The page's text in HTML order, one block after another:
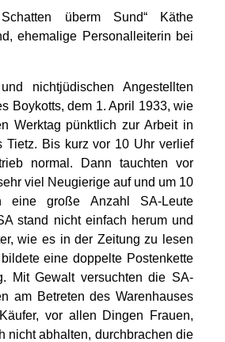
überm Sund“ Käthe
ehemalige Personalleiterin bei
nichtjüdischen Angestellten
Boykotts, dem 1. April 1933, wie
Werktag pünktlich zur Arbeit in
Tietz. Bis kurz vor 10 Uhr verlief
normal. Dann tauchten vor
viel Neugierige auf und um 10
eine große Anzahl SA-Leute
stand nicht einfach herum und
wie es in der Zeitung zu lesen
eine doppelte Postenkette
Mit Gewalt versuchten die SA-
am Betreten des Warenhauses
vor allen Dingen Frauen,
nicht abhalten, durchbrachen die